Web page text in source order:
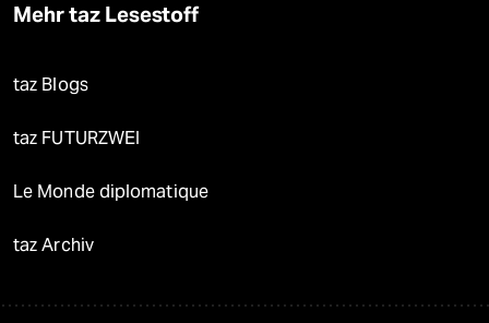
Mehr taz Lesestoff
taz Blogs
taz FUTURZWEI
Le Monde diplomatique
taz Archiv